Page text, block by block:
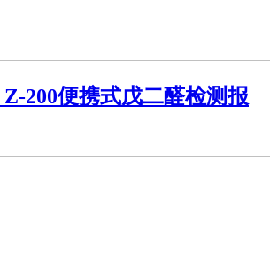
Z-200便携式戊二醛检测报